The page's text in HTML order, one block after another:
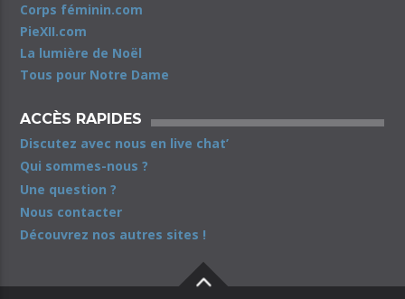
Corps féminin.com
PieXII.com
La lumière de Noël
Tous pour Notre Dame
ACCÈS RAPIDES
Discutez avec nous en live chat’
Qui sommes-nous ?
Une question ?
Nous contacter
Découvrez nos autres sites !